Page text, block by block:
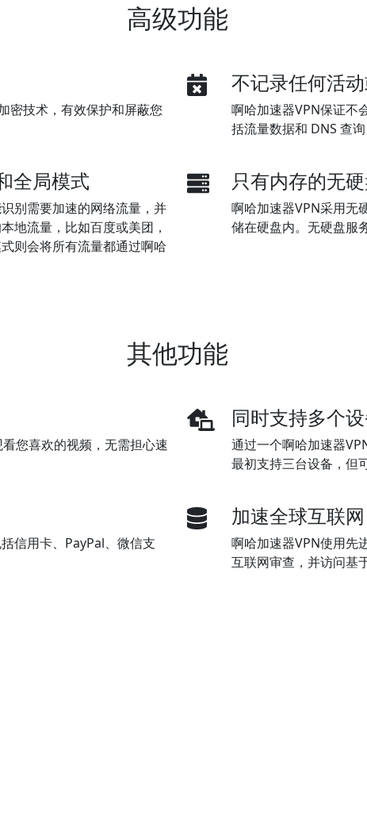
高级功能
密技术，有效保护和屏蔽您
不记录任何活
啊哈加速器VPN保证不
括流量数据和 DNS 查
全局模式
别需要加速的网络流量，并
地流量，比如百度或美团，
则会将所有流量都通过啊哈
只有内存的无
啊哈加速器VPN采用无
储在硬盘内。无硬盘服
其他功能
您喜欢的视频，无需担心速
同时支持多个
通过一个啊哈加速器
最初支持三台设备，但
信用卡、PayPal、微信支
加速全球互联网
啊哈加速器VPN使用先
互联网审查，并访问基